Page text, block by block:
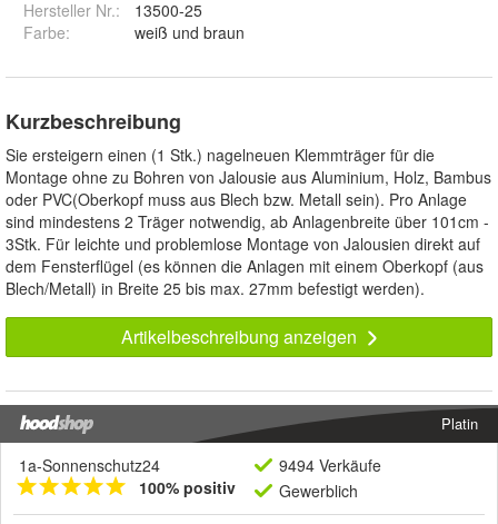
Hersteller Nr.:
13500-25
Farbe: weiß und braun
Kurzbeschreibung
Sie ersteigern einen (1 Stk.) nagelneuen Klemmträger für die
Montage ohne zu Bohren von Jalousie aus Aluminium, Holz, Bambus
oder PVC(Oberkopf muss aus Blech bzw. Metall sein). Pro Anlage
sind mindestens 2 Träger notwendig, ab Anlagenbreite über 101cm -
3Stk. Für leichte und problemlose Montage von Jalousien direkt auf
dem Fensterflügel (es können die Anlagen mit einem Oberkopf (aus
Blech/Metall) in Breite 25 bis max. 27mm befestigt werden).
Artikelbeschreibung anzeigen
Platin
1a-Sonnenschutz24
100% positiv
9494 Verkäufe
Gewerblich